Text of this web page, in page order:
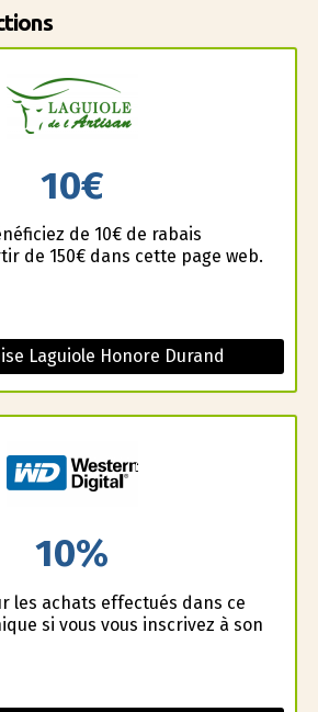
10€
de 10€ de rabais
de 150€ dans cette page web.
Laguiole Honore Durand
10%
les achats effectués dans ce
si vous vous inscrivez à son